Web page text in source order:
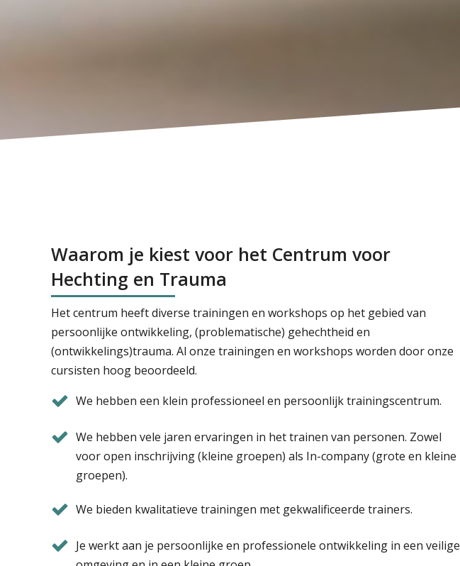
Waarom je kiest voor het Centrum voor
Hechting en Trauma
Het centrum heeft diverse trainingen en workshops op het gebied van
persoonlijke ontwikkeling, (problematische) gehechtheid en
(ontwikkelings)trauma. Al onze trainingen en workshops worden door onze
cursisten hoog beoordeeld.
We hebben een klein professioneel en persoonlijk trainingscentrum.
We hebben vele jaren ervaringen in het trainen van personen. Zowel
voor open inschrijving (kleine groepen) als In-company (grote en kleine
groepen).
We bieden kwalitatieve trainingen met gekwalificeerde trainers.
Je werkt aan je persoonlijke en professionele ontwikkeling in een veilige